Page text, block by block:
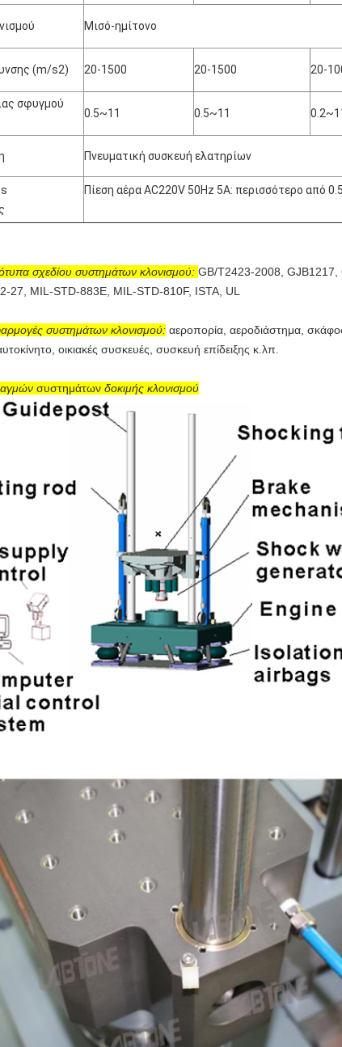
Μισό-ημίτονο
(m/s2) 20-1500 20-1500 20-
σφυγμού
0.5~11 0.5~11
Πνευματική συσκευή ελατηρίων
Πίεση αέρα AC220V 50Hz 5A: περισσότερο από
σχεδίου συστημάτων κλονισμού: GB/T2423-2008,
27, MIL-STD-883E, MIL-STD-810F, ISTA, UL
συστημάτων κλονισμού: αεροπορία, αεροδιάστημα,
οικιακές συσκευές, συσκευή επίδειξης κ.λπ.
συστημάτων δοκιμής κλονισμού